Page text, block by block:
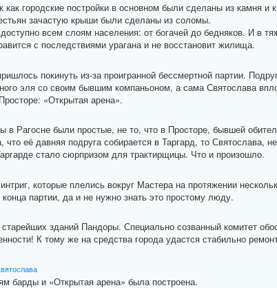
городские постройки в основном были сделаны из камня и
зачастую крыши были сделаны из соломы.
всем слоям населения: от богачей до бедняков. И в
с последствиями урагана и не восстановит жилища.
покинуть из-за проигранной бессмертной партии.
эля со своим бывшим компаньоном, а сама Святослава
«Открытая арена».
Рагосне были простые, не то, что в Просторе, бывшей
её давняя подруга собирается в Таргард, то Святослава,
стало сюрпризом для трактирщицы. Что и произошло.
которые плелись вокруг Мастера на протяжении
партии, да и не нужно знать это простому люду.
зданий Пандоры. Специально созванный комитет
К тому же на средства города удастся стабильно
барды и «Открытая арена» была построена.